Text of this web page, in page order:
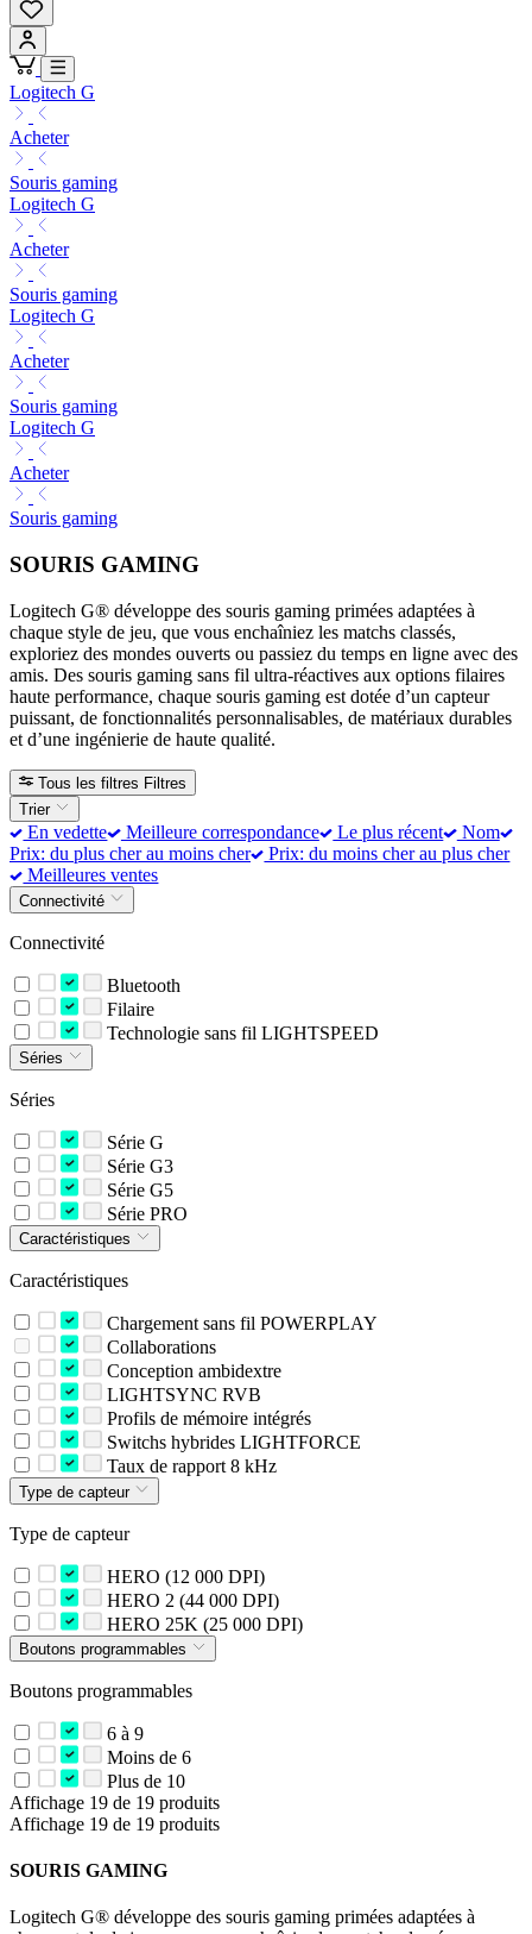
Logitech G
Acheter
Souris gaming
Logitech G
Acheter
Souris gaming
Logitech G
Acheter
Souris gaming
Logitech G
Acheter
Souris gaming
SOURIS GAMING
Logitech G® développe des souris gaming primées adaptées à
chaque style de jeu, que vous enchaîniez les matchs classés,
exploriez des mondes ouverts ou passiez du temps en ligne avec des
amis. Des souris gaming sans fil ultra-réactives aux options filaires
haute performance, chaque souris gaming est dotée d’un capteur
puissant, de fonctionnalités personnalisables, de matériaux durables
et d’une ingénierie de haute qualité.
Tous les filtres Filtres
Trier
En vedette Meilleure correspondance Le plus récent
Nom
Prix: du plus cher au moins cher
Prix: du moins cher au plus cher
Meilleures ventes
Connectivité
Connectivité
Bluetooth
Filaire
Technologie sans fil LIGHTSPEED
Séries
Séries
Série G
Série G3
Série G5
Série PRO
Caractéristiques
Caractéristiques
Chargement sans fil POWERPLAY
Collaborations
Conception ambidextre
LIGHTSYNC RVB
Profils de mémoire intégrés
Switchs hybrides LIGHTFORCE
Taux de rapport 8 kHz
Type de capteur
Type de capteur
HERO (12 000 DPI)
HERO 2 (44 000 DPI)
HERO 25K (25 000 DPI)
Boutons programmables
Boutons programmables
6 à 9
Moins de 6
Plus de 10
Affichage 19 de 19 produits
Affichage 19 de 19 produits
SOURIS GAMING
Logitech G® développe des souris gaming primées adaptées à